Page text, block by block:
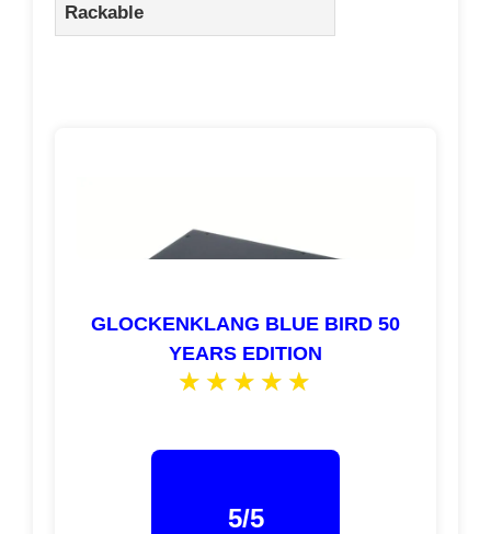
Rackable
GLOCKENKLANG BLUE BIRD 50
YEARS EDITION
5/5